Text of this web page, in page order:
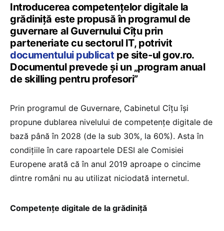
Introducerea competențelor digitale la
grădiniță este propusă în programul de
guvernare al Guvernului Cîțu prin
parteneriate cu sectorul IT, potrivit
documentului publicat pe site-ul gov.ro.
Documentul prevede și un „program anual
de skilling pentru profesori”
Prin programul de Guvernare, Cabinetul Cîțu își
propune dublarea nivelului de competențe digitale de
bază până în 2028 (de la sub 30%, la 60%). Asta în
condițiile în care rapoartele DESI ale Comisiei
Europene arată că în anul 2019 aproape o cincime
dintre români nu au utilizat niciodată internetul.
Competențe digitale de la grădiniță